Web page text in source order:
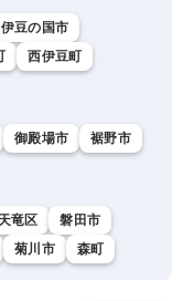
伊豆の国市
西伊豆町
御殿場市
裾野市
竜区
磐田市
菊川市 森町